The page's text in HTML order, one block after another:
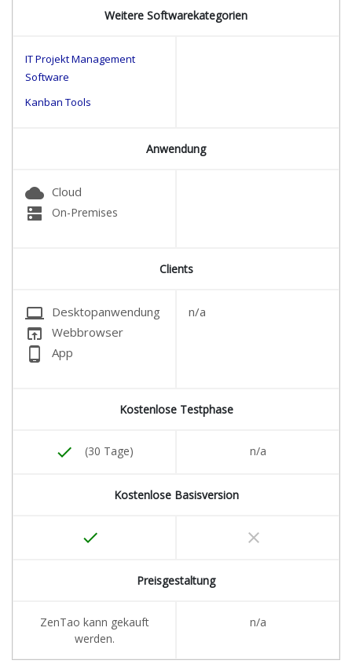
Weitere Softwarekategorien
IT Projekt Management
Software
Kanban Tools
Anwendung
cloud Cloud
dns On-Premises
Clients
laptop Desktopanwendung
open_in_browser Webbrowser
phone_android App
n/a
Kostenlose Testphase
done (30 Tage) n/a
Kostenlose Basisversion
done clear
Preisgestaltung
ZenTao kann gekauft
werden.
n/a